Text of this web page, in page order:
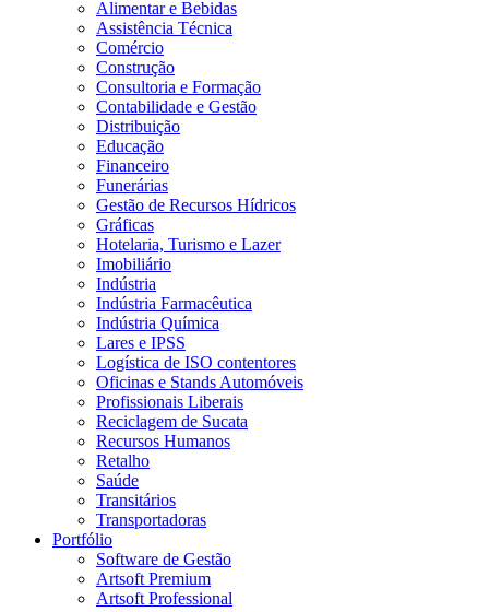
Alimentar e Bebidas
Assistência Técnica
Comércio
Construção
Consultoria e Formação
Contabilidade e Gestão
Distribuição
Educação
Financeiro
Funerárias
Gestão de Recursos Hídricos
Gráficas
Hotelaria, Turismo e Lazer
Imobiliário
Indústria
Indústria Farmacêutica
Indústria Química
Lares e IPSS
Logística de ISO contentores
Oficinas e Stands Automóveis
Profissionais Liberais
Reciclagem de Sucata
Recursos Humanos
Retalho
Saúde
Transitários
Transportadoras
Portfólio
Software de Gestão
Artsoft Premium
Artsoft Professional